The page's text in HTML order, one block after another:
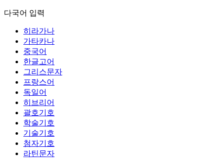
다국어 입력
히라가나
가타카나
중국어
한글고어
그리스문자
프랑스어
독일어
히브리어
괄호기호
학술기호
기술기호
첨자기호
라틴문자